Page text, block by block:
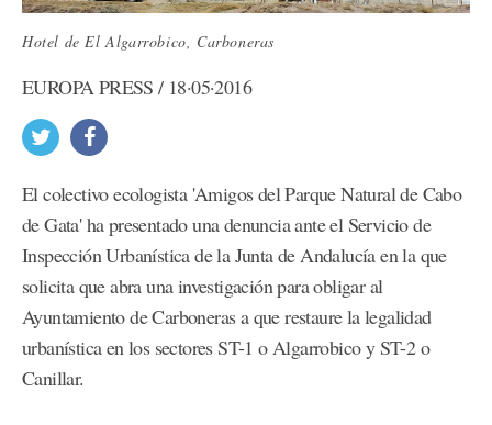
Hotel de El Algarrobico, Carboneras
EUROPA PRESS / 18·05·2016
El colectivo ecologista 'Amigos del Parque Natural de Cabo
de Gata' ha presentado una denuncia ante el Servicio de
Inspección Urbanística de la Junta de Andalucía en la que
solicita que abra una investigación para obligar al
Ayuntamiento de Carboneras a que restaure la legalidad
urbanística en los sectores ST-1 o Algarrobico y ST-2 o
Canillar.